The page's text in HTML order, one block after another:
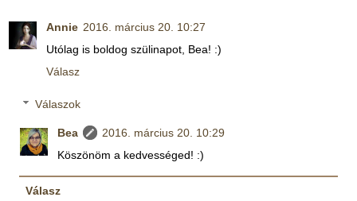
Annie 2016. március 20. 10:27
Utólag is boldog szülinapot, Bea! :)
Válasz
Válaszok
Bea
2016. március 20. 10:29
Köszönöm a kedvességed! :)
Válasz